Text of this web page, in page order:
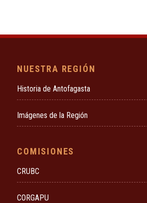
NUESTRA REGIÓN
Historia de Antofagasta
Imágenes de la Región
COMISIONES
CRUBC
CORGAPU